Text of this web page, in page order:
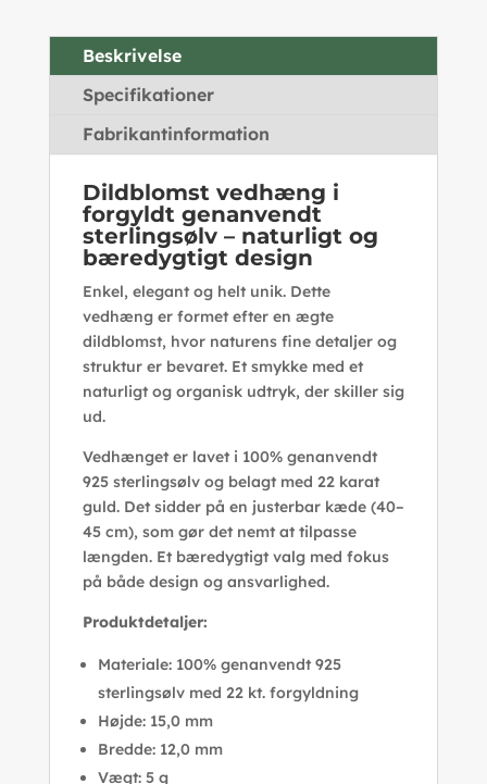
Beskrivelse
Specifikationer
Fabrikantinformation
Dildblomst vedhæng i
forgyldt genanvendt
sterlingsølv – naturligt og
bæredygtigt design
Enkel, elegant og helt unik. Dette
vedhæng er formet efter en ægte
dildblomst, hvor naturens fine detaljer og
struktur er bevaret. Et smykke med et
naturligt og organisk udtryk, der skiller sig
ud.
Vedhænget er lavet i 100% genanvendt
925 sterlingsølv og belagt med 22 karat
guld. Det sidder på en justerbar kæde (40–
45 cm), som gør det nemt at tilpasse
længden. Et bæredygtigt valg med fokus
på både design og ansvarlighed.
Produktdetaljer:
Materiale: 100% genanvendt 925
sterlingsølv med 22 kt. forgyldning
Højde: 15,0 mm
Bredde: 12,0 mm
Vægt: 5 g